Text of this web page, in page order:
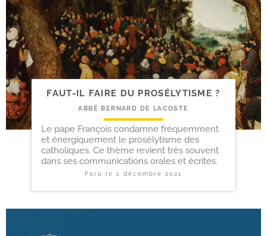
FAUT-​IL FAIRE DU PROSÉLYTISME ?
ABBÉ BERNARD DE LACOSTE
Le pape François condamne fréquemment
et énergiquement le prosélytisme des
catholiques. Ce thème revient très souvent
dans ses communications orales et écrites.
Paru le 1 décembre 2021